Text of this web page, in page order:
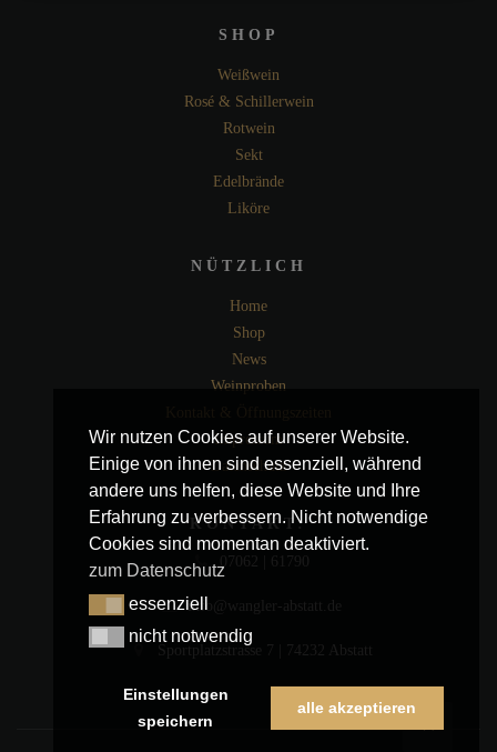
SHOP
Weißwein
Rosé & Schillerwein
Rotwein
Sekt
Edelbrände
Liköre
NÜTZLICH
Home
Shop
News
Weinproben
Impressum
Datenschutz
KONTAKT:
07062 | 61790
info@wangler-abstatt.de
Sportplatzstrasse 7 | 74232 Abstatt
Wir nutzen Cookies auf unserer Website.
Einige von ihnen sind essenziell, während
andere uns helfen, diese Website und Ihre
Erfahrung zu verbessern. Nicht notwendige
Cookies sind momentan deaktiviert.
zum Datenschutz
essenziell
essenziell
nicht notwendig
nicht notwendig
Einstellungen
speichern
alle akzeptieren